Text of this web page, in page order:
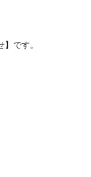
です。